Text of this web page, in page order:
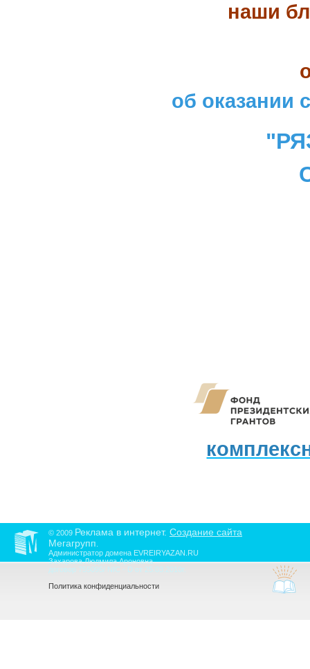
наши
об
© 2009 Реклама в интернет. Создание сайта
Мегагрупп
Администратор домена EVREIRYAZAN.RU
Захарова Людмила Ароновна
договор 755095/ NIC - D от 25.03.2010г.
Политика конфиденциальности